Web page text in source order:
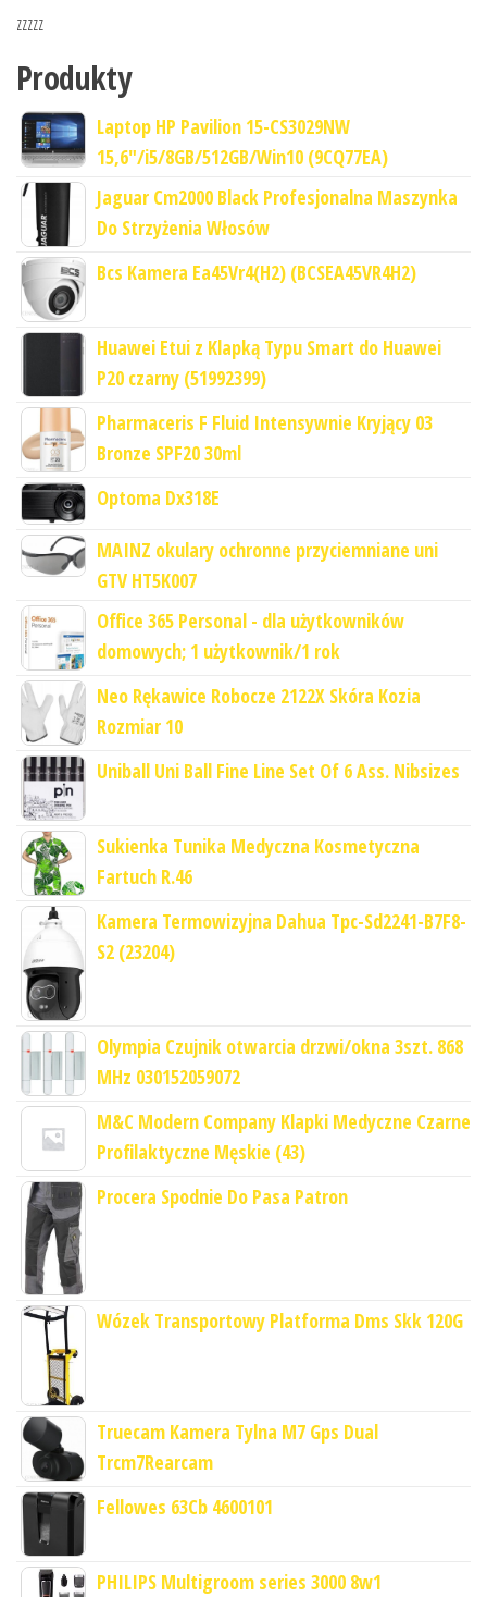
zzzzz
Produkty
Laptop HP Pavilion 15-CS3029NW
15,6"/i5/8GB/512GB/Win10 (9CQ77EA)
Jaguar Cm2000 Black Profesjonalna Maszynka
Do Strzyżenia Włosów
Bcs Kamera Ea45Vr4(H2) (BCSEA45VR4H2)
Huawei Etui z Klapką Typu Smart do Huawei
P20 czarny (51992399)
Pharmaceris F Fluid Intensywnie Kryjący 03
Bronze SPF20 30ml
Optoma Dx318E
MAINZ okulary ochronne przyciemniane uni
GTV HT5K007
Office 365 Personal - dla użytkowników
domowych; 1 użytkownik/1 rok
Neo Rękawice Robocze 2122X Skóra Kozia
Rozmiar 10
Uniball Uni Ball Fine Line Set Of 6 Ass. Nibsizes
Sukienka Tunika Medyczna Kosmetyczna
Fartuch R.46
Kamera Termowizyjna Dahua Tpc-Sd2241-B7F8-
S2 (23204)
Olympia Czujnik otwarcia drzwi/okna 3szt. 868
MHz 030152059072
M&C Modern Company Klapki Medyczne Czarne
Profilaktyczne Męskie (43)
Procera Spodnie Do Pasa Patron
Wózek Transportowy Platforma Dms Skk 120G
Truecam Kamera Tylna M7 Gps Dual
Trcm7Rearcam
Fellowes 63Cb 4600101
PHILIPS Multigroom series 3000 8w1